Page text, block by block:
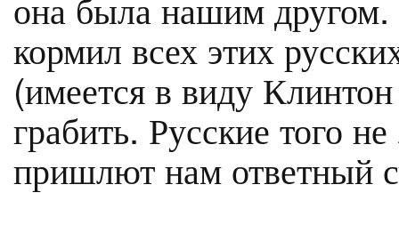
кормил всех этих
(имеется в виду
грабить. Русские того
пришлют нам ответный